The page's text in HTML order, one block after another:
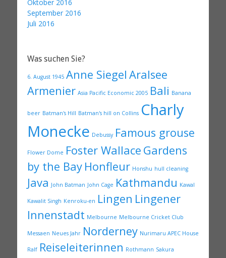
Oktober 2016
September 2016
Juli 2016
Was suchen Sie?
6. August 1945 Anne Siegel Aralsee
Armenier Asia Pacific Economic 2005 Bali Banana
beer Batman's Hill Batman's hill on Collins Charly
Monecke Debussy Famous grouse
Flower Dome Foster Wallace Gardens
by the Bay Honfleur Honshu hull cleaning
Java John Batman John Cage Kathmandu Kawal
Kawalit Singh Kenroku-en Lingen Lingener
Innenstadt Melbourne Melbourne Cricket Club
Messaen Neues Jahr Norderney Nurimaru APEC House
Ralf Reiseleiterinnen Rothmann Sakura